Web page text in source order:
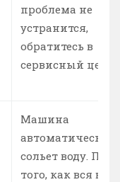
проблема не
устранится,
обратитесь в
сервисный
Машина
автоматически
сольет воду.
того, как вся вода